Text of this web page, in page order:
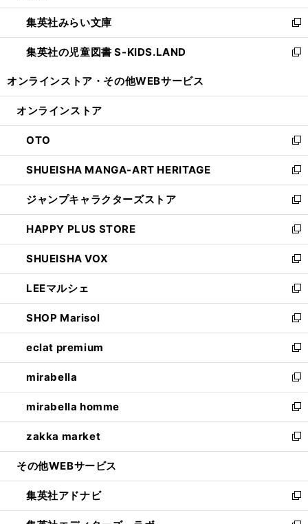
開
く
ウ
で
開
く
ン
ド
ウ
で
ウ
ィ
ン
ド
開
集英社みらい文庫
新
し
い
ン
ウ
で
開
く
集英社の児童図書 S-KIDS.LAND
新
ウ
ン
ド
ウ
で
開
く
オンラインストア・ その他WEBサービス
オンラインストア
OTO
新
し
い
ウ
ィ
ン
ド
ウ
で
開
く
SHUEISHA MANGA-ART HERITAGE
新
し
い
ウ
ィ
ン
ド
ウ
で
開
く
ジャンプキャラクターズストア
新
し
い
ウ
ィ
ン
ド
ウ
で
開
く
HAPPY PLUS STORE
新
し
い
ウ
ィ
ン
ド
ウ
で
開
く
SHUEISHA VOX
新
し
い
ウ
ィ
ン
ド
ウ
で
開
く
LEEマルシェ
新
し
い
ウ
ィ
ン
ド
ウ
で
開
く
SHOP Marisol
新
し
い
ウ
ィ
ン
ド
ウ
で
開
eclat premium
新
し
い
ウ
ィ
ン
ド
ウ
開
く
mirabella
新
し
い
ウ
ィ
ン
ウ
で
開
mirabella homme
新
し
い
ウ
ン
ド
ウ
zakka market
新
し
ウ
ィ
ン
その他WEBサービス
集英社アドナビ
新
し